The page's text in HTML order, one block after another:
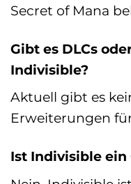
Secret of Mana
Gibt es DLCs
Indivisible?
Aktuell gibt es
Erweiterungen
Ist Indivisible ein